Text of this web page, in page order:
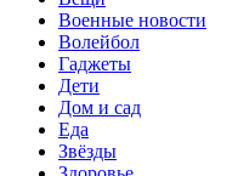
Военные новости
Волейбол
Гаджеты
Дети
Дом и сад
Еда
Звёзды